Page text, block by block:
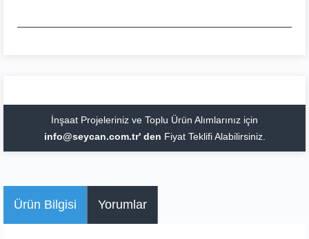
İnşaat Projeleriniz ve Toplu Ürün Alımlarınız için
info@seycan.com.tr' den Fiyat Teklifi Alabilirsiniz.
Ürün Bilgisi Yorumlar